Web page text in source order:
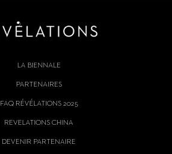
LA BIENNALE
PARTENAIRES
FAQ RÉVÉLATIONS 2025
REVELATIONS CHINA
DEVENIR PARTENAIRE